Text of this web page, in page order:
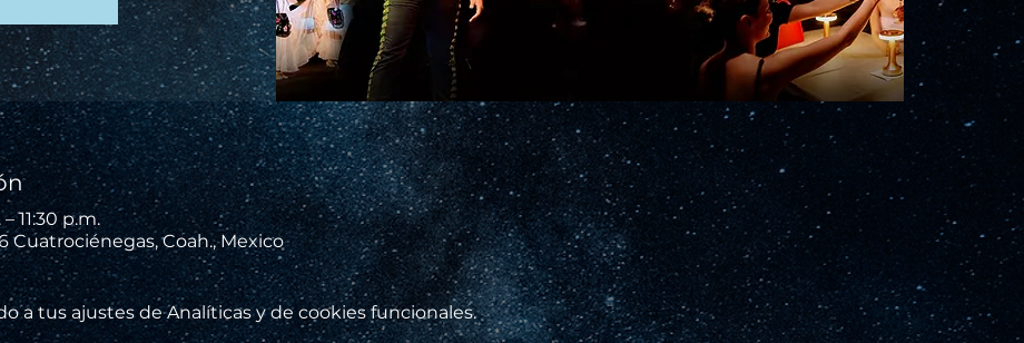
11:30 p.m.
Cuatrociénegas, Coah., Mexico
a tus ajustes de Analíticas y de cookies funcionales.